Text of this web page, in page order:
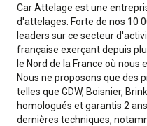
Car Attelage est une
d'attelages. Forte de nos 10
leaders sur ce secteur
française exerçant depuis
le Nord de la France où nous
Nous ne proposons que des
telles que GDW, Boisnier,
homologués et garantis 2
dernières techniques,